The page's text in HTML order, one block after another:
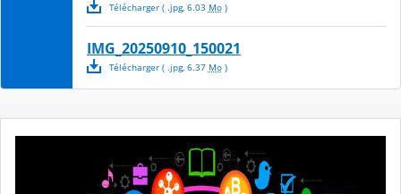
Télécharger( .jpg, 6.03 Mo)
IMG_20250910_150021
Télécharger( .jpg, 6.37 Mo)